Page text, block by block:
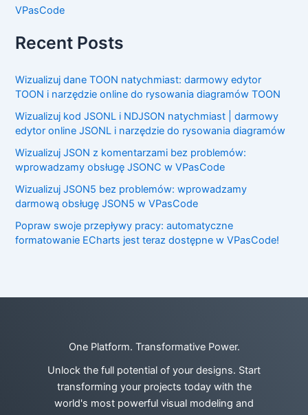
VPasCode
Recent Posts
Wizualizuj dane TOON natychmiast: darmowy edytor
TOON i narzędzie online do rysowania diagramów TOON
Wizualizuj kod JSONL i NDJSON natychmiast | darmowy
edytor online JSONL i narzędzie do rysowania diagramów
Wizualizuj JSON z komentarzami bez problemów:
wprowadzamy obsługę JSONC w VPasCode
Wizualizuj JSON5 bez problemów: wprowadzamy
darmową obsługę JSON5 w VPasCode
Popraw swoje przepływy pracy: automatyczne
formatowanie ECharts jest teraz dostępne w VPasCode!
One Platform. Transformative Power.
Unlock the full potential of your designs. Start
transforming your projects today with the
world's most powerful visual modeling and